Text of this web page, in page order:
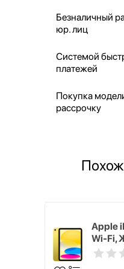
Безналичный
юр. лиц
Системой
платежей
Покупка
рассрочку
Apple
Wi-Fi,